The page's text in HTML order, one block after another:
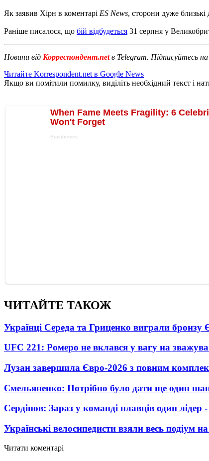
Як заявив Хірн в коментарі ES News, сторони дуже близькі
Раніше писалося, що бій відбудеться 31 серпня у
Новини від Корреспондент.netв Telegram. Підписуйтесь
Читайте Korrespondent.net в Google News
Якщо ви помітили помилку, виділіть необхідний текст і
ЧИТАЙТЕ ТАКОЖ
Українці Середа та Гриценко виграли бронзу
UFC 221: Ромеро не вклався у вагу на
Лузан завершила Євро-2026 з повним
Ємельяненко: Потрібно було дати ще один
Сердінов: Зараз у команді плавців один
Українські велосипедисти взяли весь подіум
Читати коментарі